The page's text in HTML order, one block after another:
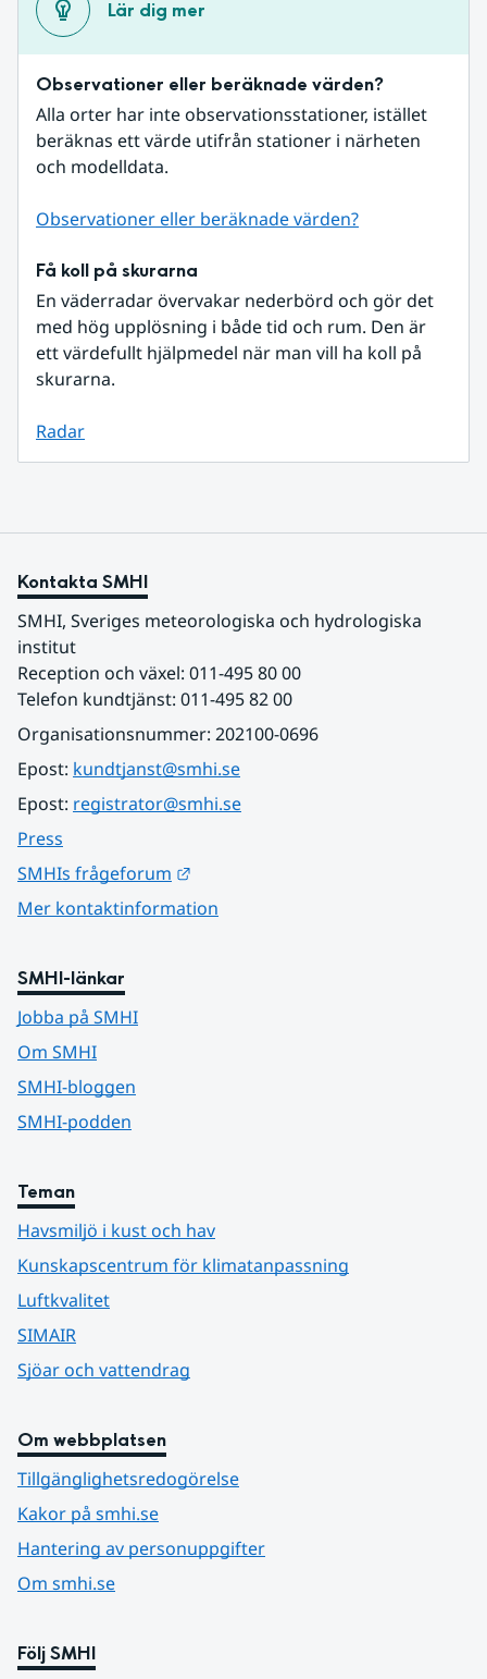
Lär dig mer
Observationer eller beräknade värden?
Alla orter har inte observationsstationer, istället
beräknas ett värde utifrån stationer i närheten
och modelldata.
Observationer eller beräknade värden?
Få koll på skurarna
En väderradar övervakar nederbörd och gör det
med hög upplösning i både tid och rum. Den är
ett värdefullt hjälpmedel när man vill ha koll på
skurarna.
Radar
Kontakta SMHI
SMHI, Sveriges meteorologiska och hydrologiska
institut
Reception och växel: 011-495 80 00
Telefon kundtjänst: 011-495 82 00
Organisationsnummer: 202100-0696
Epost: kundtjanst@smhi.se
Epost: registrator@smhi.se
Press
SMHIs frågeforum
Mer kontaktinformation
SMHI-länkar
Jobba på SMHI
Om SMHI
SMHI-bloggen
SMHI-podden
Teman
Havsmiljö i kust och hav
Kunskapscentrum för klimatanpassning
Luftkvalitet
SIMAIR
Sjöar och vattendrag
Om webbplatsen
Tillgänglighetsredogörelse
Kakor på smhi.se
Hantering av personuppgifter
Om smhi.se
Följ SMHI